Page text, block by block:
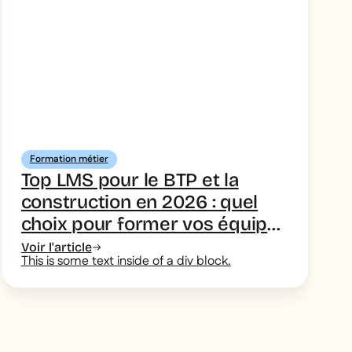
Formation métier
Top LMS pour le BTP et la
construction en 2026 : quel
choix pour former vos équipes
terrain
Voir l'article
This is some text inside of a div block.